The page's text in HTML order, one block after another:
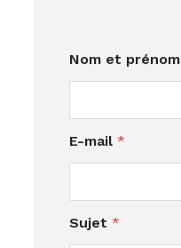
N
j
e
m
Nom et prénom
E-mail *
Sujet *